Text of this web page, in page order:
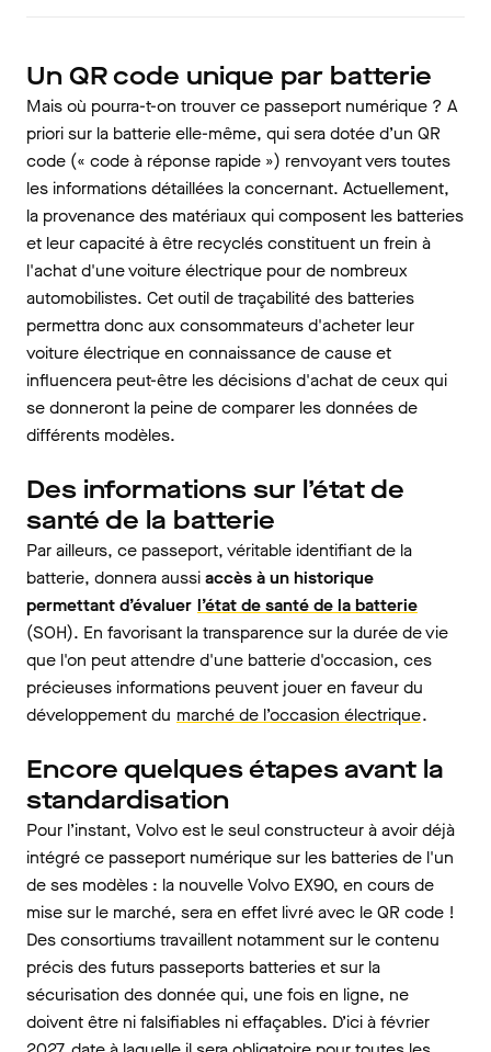
Un QR code unique par batterie
Mais où pourra-t-on trouver ce passeport numérique ? A
priori sur la batterie elle-même, qui sera dotée d’un QR
code (« code à réponse rapide ») renvoyant vers toutes
les informations détaillées la concernant. Actuellement,
la provenance des matériaux qui composent les batteries
et leur capacité à être recyclés constituent un frein à
l'achat d'une voiture électrique pour de nombreux
automobilistes. Cet outil de traçabilité des batteries
permettra donc aux consommateurs d'acheter leur
voiture électrique en connaissance de cause et
influencera peut-être les décisions d'achat de ceux qui
se donneront la peine de comparer les données de
différents modèles.
Des informations sur l’état de
santé de la batterie
Par ailleurs, ce passeport, véritable identifiant de la
batterie, donnera aussiaccès à un historique
permettant d’évaluer l’état de santé de la batterie
(SOH). En favorisant la transparence sur la durée de vie
que l'on peut attendre d'une batterie d'occasion, ces
précieuses informations peuvent jouer en faveur du
développement du marché de l’occasion électrique.
Encore quelques étapes avant la
standardisation
Pour l’instant, Volvo est le seul constructeur à avoir déjà
intégré ce passeport numérique sur les batteries de l'un
de ses modèles : la nouvelle Volvo EX90, en cours de
mise sur le marché, sera en effet livré avec le QR code !
Des consortiums travaillent notamment sur le contenu
précis des futurs passeports batteries et sur la
sécurisation des donnée qui, une fois en ligne, ne
doivent être ni falsifiables ni effaçables. D’ici à février